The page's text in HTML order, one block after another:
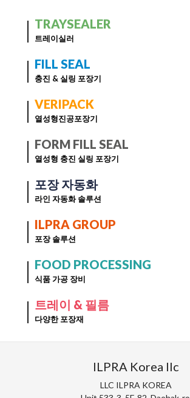
TRAYSEALER
트레이실러
FILL SEAL
충진 & 실링 포장기
VERIPACK
열성형진공포장기
FORM FILL SEAL
열성형 충진 실링 포장기
포장 자동화
라인 자동화 솔루션
ILPRA GROUP
포장 솔루션
FOOD PROCESSING
식품 가공 장비
트레이 & 필름
다양한 포장재
ILPRA Korea llc
LLC ILPRA KOREA